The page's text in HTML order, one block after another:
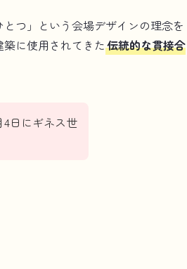
つ」という会場デザインの理念を
に使用されてきた伝統的な貫接合
日にギネス世